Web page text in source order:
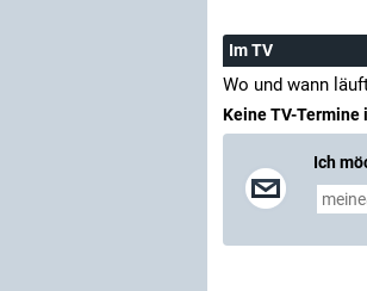
Im TV
Wo und wann
Keine TV-Termine
Ich